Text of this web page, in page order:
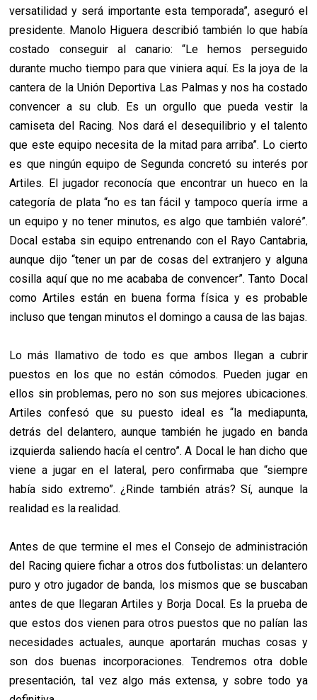
versatilidad y será importante esta temporada”, aseguró el
presidente. Manolo Higuera describió también lo que había
costado conseguir al canario: “Le hemos perseguido
durante mucho tiempo para que viniera aquí. Es la joya de la
cantera de la Unión Deportiva Las Palmas y nos ha costado
convencer a su club. Es un orgullo que pueda vestir la
camiseta del Racing. Nos dará el desequilibrio y el talento
que este equipo necesita de la mitad para arriba”. Lo cierto
es que ningún equipo de Segunda concretó su interés por
Artiles. El jugador reconocía que encontrar un hueco en la
categoría de plata “no es tan fácil y tampoco quería irme a
un equipo y no tener minutos, es algo que también valoré”.
Docal estaba sin equipo entrenando con el Rayo Cantabria,
aunque dijo “tener un par de cosas del extranjero y alguna
cosilla aquí que no me acababa de convencer”.Tanto Docal
como Artiles están en buena forma física y es probable
incluso que tengan minutos el domingo a causa de las bajas.
Lo más llamativo de todo es que ambos llegan a cubrir
puestos en los que no están cómodos. Pueden jugar en
ellos sin problemas, pero no son sus mejores ubicaciones.
Artiles confesó que su puesto ideal es “la mediapunta,
detrás del delantero, aunque también he jugado en banda
izquierda saliendo hacía el centro”. A Docal le han dicho que
viene a jugar en el lateral, pero confirmaba que “siempre
había sido extremo”. ¿Rinde también atrás? Sí, aunque la
realidad es la realidad.
Antes de que termine el mes el Consejo de administración
del Racing quiere fichar a otros dos futbolistas: un delantero
puro y otro jugador de banda, los mismos que se buscaban
antes de que llegaran Artiles y Borja Docal. Es la prueba de
que estos dos vienen para otros puestos que no palían las
necesidades actuales, aunque aportarán muchas cosas y
son dos buenas incorporaciones. Tendremos otra doble
presentación, tal vez algo más extensa, y sobre todo ya